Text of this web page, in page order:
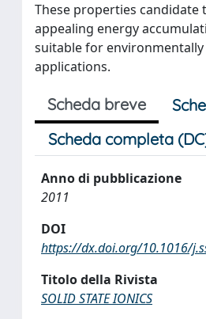
These properties candidate
appealing energy
suitable for environmentally
applications.
Scheda breve
Scheda completa
Anno di pubblicazione
2011
DOI
https://dx.doi.org/10.1016/
Titolo della Rivista
SOLID STATE IONICS